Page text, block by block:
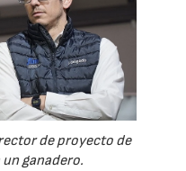
de proyecto de
ganadero.